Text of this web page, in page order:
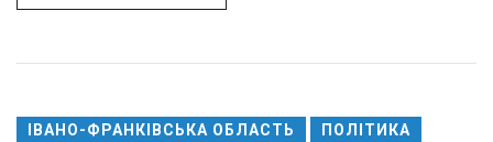
ІВАНО-ФРАНКІВСЬКА ОБЛАСТЬ ПОЛІТИКА